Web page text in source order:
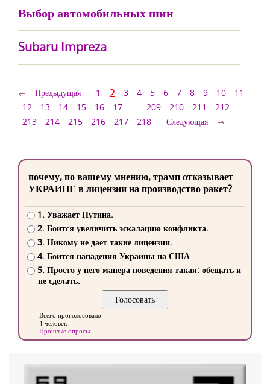
Выбор автомобильных шин
Subaru Impreza
Предыдущая 1 2 3 4 5 6 7 8 9 10
11
12
13 14 15 16 17 ... 209 210 211
212
213
214 215 216 217 218 Следующая
почему, по вашему мнению, трамп отказывает
УКРАИНЕ в лицензии на производство ракет?
1. Уважает Путина.
2. Боится увеличить эскалацию конфликта.
3. Никому не дает такие лицензии.
4. Боится нападения Украины на США
5. Просто у него манера поведения такая: обещать и
не сделать.
Всего проголосовало
1 человек
Прошлые опросы